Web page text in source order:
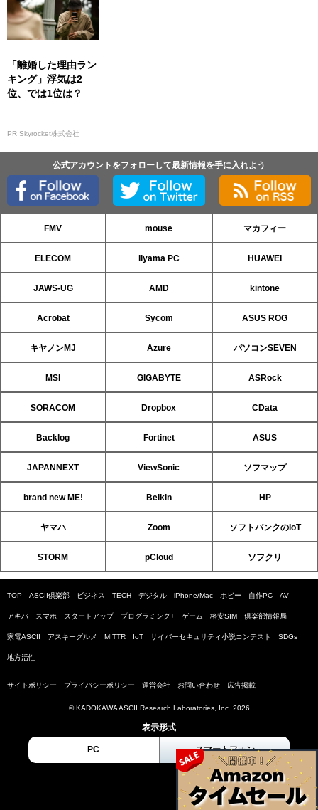
「離婚した理由ラン
キング」浮気は2
位、では1位は？
PR Skyrocket株式会社
公式アカウントをフォローして最新情報を手に入れよう
FMV mouse マカフィー
ELECOM iiyama PC HUAWEI
JAWS-UG AMD kintone
Acrobat Sycom ASUS ROG
キヤノンMJ Azure パソコンSEVEN
MSI GIGABYTE ASRock
SORACOM Dropbox CData
Backlog Fortinet ASUS
JAPANNEXT ViewSonic ソフマップ
brand new ME! Belkin HP
ヤマハ Zoom ソフトバンクのIoT
STORM pCloud ソフクリ
TOP ASCII倶楽部 ビジネス TECH デジタル iPhone/Mac ホビー 自作PC AV
アキバ スマホ スタートアップ プログラミング+ ゲーム 格安SIM 倶楽部情報局
家電ASCII アスキーグルメ MITTR IoT サイバーセキュリティ小説コンテスト SDGs
地方活性
サイトポリシー プライバシーポリシー 運営会社 お問い合わせ 広告掲載
© KADOKAWA ASCII Research Laboratories, Inc. 2026
表示形式
PC スマートフォン